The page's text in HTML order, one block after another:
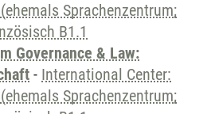
Sprachenzentrum;
B1.1
Governance & Law:
- International Center:
Sprachenzentrum;